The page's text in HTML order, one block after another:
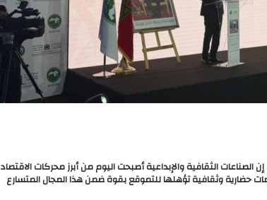
الصناعات الثقافية والإبداعية أصبحت اليوم من أبرز محركات الاقتصاد
حضارية وثقافية تؤهلها للتموقع بقوة ضمن هذا المجال المتسارع